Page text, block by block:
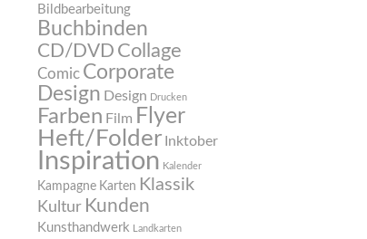
Bildbearbeitung
Buchbinden
CD/DVD Collage
Comic Corporate
Design Design Drucken
Farben Film Flyer
Heft/Folder Inktober
Inspiration Kalender
Kampagne Karten Klassik
Kultur Kunden
Kunsthandwerk Landkarten